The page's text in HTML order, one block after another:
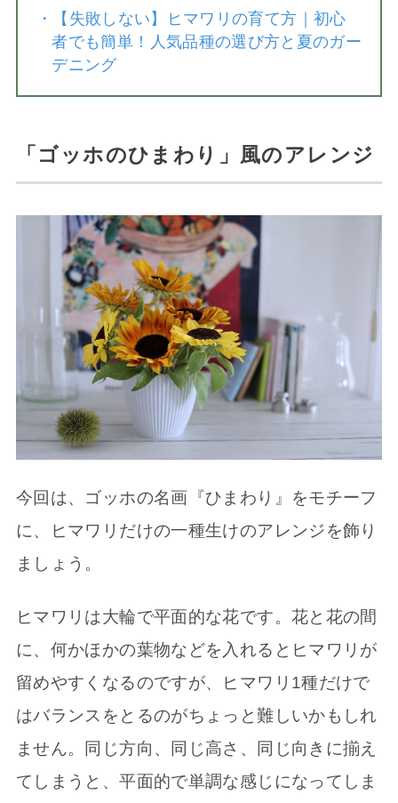
・
【失敗しない】ヒマワリの育て方｜初心
者でも簡単！人気品種の選び方と夏のガー
デニング
「ゴッホのひまわり」風のアレンジ
今回は、ゴッホの名画『ひまわり』をモチーフ
に、ヒマワリだけの一種生けのアレンジを飾り
ましょう。
ヒマワリは大輪で平面的な花です。花と花の間
に、何かほかの葉物などを入れるとヒマワリが
留めやすくなるのですが、ヒマワリ1種だけで
はバランスをとるのがちょっと難しいかもしれ
ません。同じ方向、同じ高さ、同じ向きに揃え
てしまうと、平面的で単調な感じになってしま